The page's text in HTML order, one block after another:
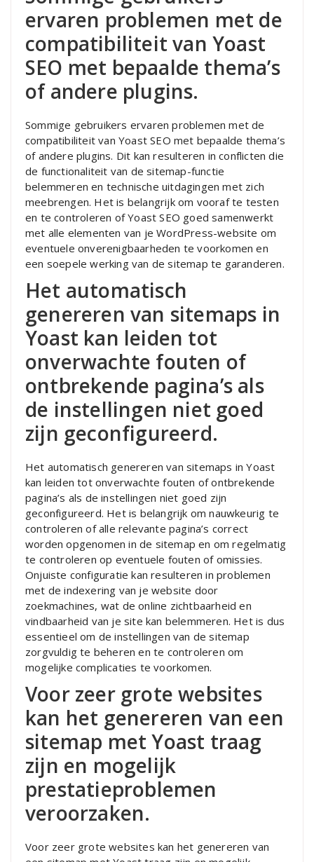
ervaren problemen met de
compatibiliteit van Yoast
SEO met bepaalde thema’s
of andere plugins.
Sommige gebruikers ervaren problemen met de
compatibiliteit van Yoast SEO met bepaalde thema’s
of andere plugins. Dit kan resulteren in conflicten die
de functionaliteit van de sitemap-functie
belemmeren en technische uitdagingen met zich
meebrengen. Het is belangrijk om vooraf te testen
en te controleren of Yoast SEO goed samenwerkt
met alle elementen van je WordPress-website om
eventuele onverenigbaarheden te voorkomen en
een soepele werking van de sitemap te garanderen.
Het automatisch
genereren van sitemaps in
Yoast kan leiden tot
onverwachte fouten of
ontbrekende pagina’s als
de instellingen niet goed
zijn geconfigureerd.
Het automatisch genereren van sitemaps in Yoast
kan leiden tot onverwachte fouten of ontbrekende
pagina’s als de instellingen niet goed zijn
geconfigureerd. Het is belangrijk om nauwkeurig te
controleren of alle relevante pagina’s correct
worden opgenomen in de sitemap en om regelmatig
te controleren op eventuele fouten of omissies.
Onjuiste configuratie kan resulteren in problemen
met de indexering van je website door
zoekmachines, wat de online zichtbaarheid en
vindbaarheid van je site kan belemmeren. Het is dus
essentieel om de instellingen van de sitemap
zorgvuldig te beheren en te controleren om
mogelijke complicaties te voorkomen.
Voor zeer grote websites
kan het genereren van een
sitemap met Yoast traag
zijn en mogelijk
prestatieproblemen
veroorzaken.
Voor zeer grote websites kan het genereren van